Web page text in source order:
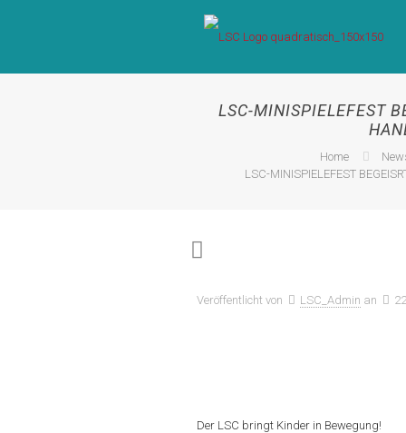
LSC-MINISPIELEFEST
Home
LSC-MINISPIELEFEST
Veröffentlicht von LSC_Admin an
Der LSC bringt Kinder in Bewegung!